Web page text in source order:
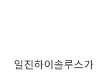
일진하이솔루스